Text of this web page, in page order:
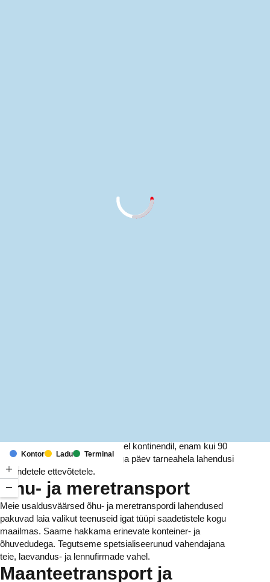
Kontor Ladu Terminal
Meil on kontorid ja rajatised kuuel kontinendil, enam kui 90
riigis. Me pakume ja haldame iga päev tarneahela lahendusi
tuhandetele ettevõtetele.
Õhu- ja meretransport
Meie usaldusväärsed õhu- ja meretranspordi lahendused
pakuvad laia valikut teenuseid igat tüüpi saadetistele kogu
maailmas. Saame hakkama erinevate konteiner- ja
õhuvedudega. Tegutseme spetsialiseerunud vahendajana
teie, laevandus- ja lennufirmade vahel.
Maanteetransport ja